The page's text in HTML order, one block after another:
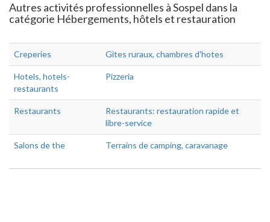
Autres activités professionnelles à Sospel dans la
catégorie Hébergements, hôtels et restauration
Creperies Gites ruraux, chambres d'hotes
Hotels, hotels-
restaurants
Pizzeria
Restaurants
Restaurants: restauration rapide et
libre-service
Salons de the Terrains de camping, caravanage